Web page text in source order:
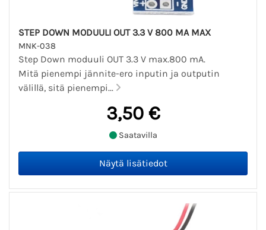
STEP DOWN MODUULI OUT 3.3 V 800 MA MAX
MNK-038
Step Down moduuli OUT 3.3 V max.800 mA.
Mitä pienempi jännite-ero inputin ja outputin
välillä, sitä pienempi...
3,50 €
Saatavilla